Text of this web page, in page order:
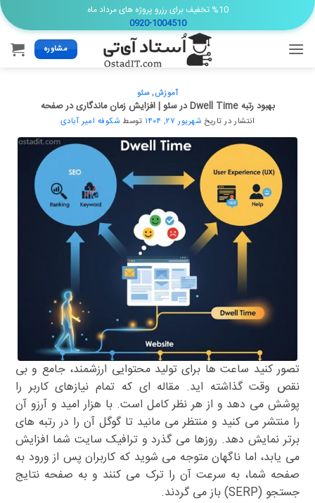
Skip
to
content
%10 تخفیف برای رزرو پروژه های مرداد ماه
0920-1004510
مشاوره
آموزش,سئو
بهبود رتبه Dwell Time در سئو | افزایش زمان ماندگاری در صفحه
انتشار در تاریخ شهریور ۲۷, ۱۴۰۴ توسط شکوفه امیر آبادی
تصور کنید ساعت ها برای تولید محتوایی ارزشمند، جامع و بی
نقص وقت گذاشته اید. مقاله ای که تمام نیازهای کاربر را
پوشش می دهد و از هر نظر کامل است. با هزار امید و آرزو آن
را منتشر می کنید و منتظر می مانید تا گوگل آن را در رتبه های
برتر نمایش دهد. روزها می گذرد و ترافیک سایت شما افزایش
می یابد، اما ناگهان متوجه می شوید که کاربران پس از ورود به
صفحه شما، به سرعت آن را ترک می کنند و به صفحه نتایج
جستجو (SERP) باز می گردند.